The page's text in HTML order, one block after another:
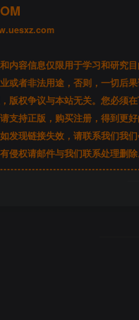
内容信息仅限用于学习和研究目
或者非法用途，否则，一切后果
版权争议与本站无关。您必须
支持正版，购买注册，得到更好
发现链接失效，请联系我们我们
侵权请邮件与我们联系处理删